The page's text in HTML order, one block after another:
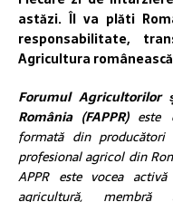
astăzi. Îl va plăti
responsabilitate,
Agricultura
Forumul Agricultorilor
România (FAPPR) este
formată din
profesional agricol din
APPR este vocea
agricultură,